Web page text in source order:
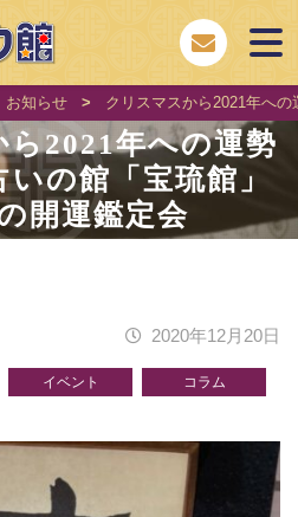
お知らせ > クリスマスから2021年へ
2021年への運勢
の館「宝琉館」
開運鑑定会
2020年12月20日
イベント コラム